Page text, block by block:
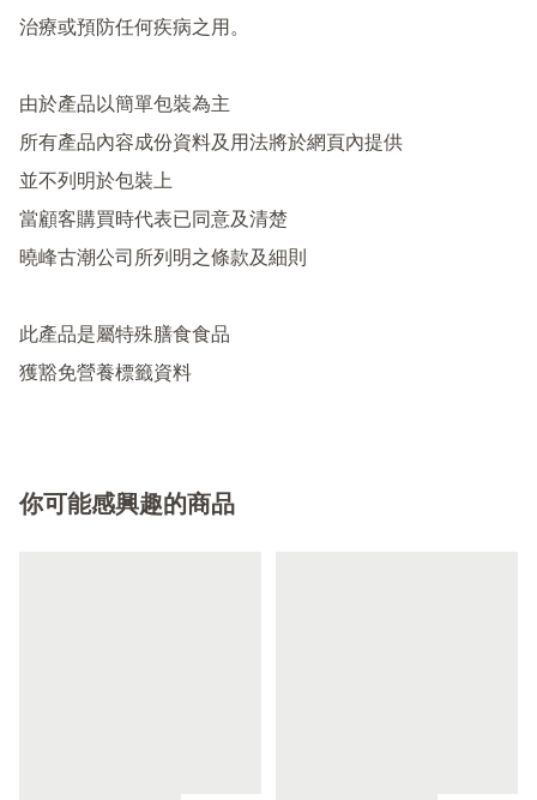
治療或預防任何疾病之用。
由於產品以簡單包裝為主
所有產品內容成份資料及用法將於網頁內提供
並不列明於包裝上
當顧客購買時代表已同意及清楚
曉峰古潮公司所列明之條款及細則
此產品是屬特殊膳食食品
你可能感興趣的商品